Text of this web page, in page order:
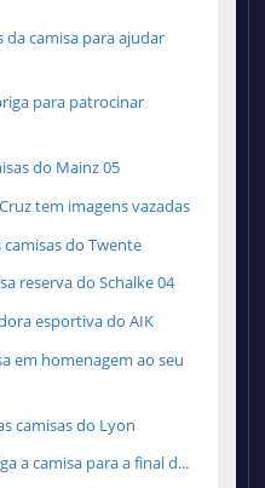
da camisa para ajudar
para patrocinar
do Mainz 05
tem imagens vazadas
do Twente
reserva do Schalke 04
esportiva do AIK
em homenagem ao seu
camisas do Lyon
a camisa para a final d...